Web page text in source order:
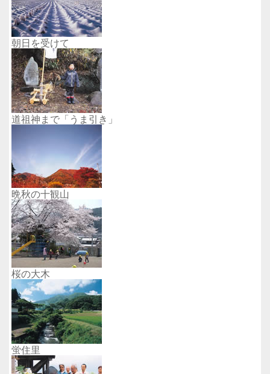
朝日を受けて
道祖神まで「うま引き」
晩秋の十観山
桜の大木
蛍住里